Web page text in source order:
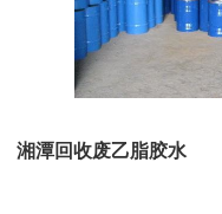
湘潭回收废乙脂胶水